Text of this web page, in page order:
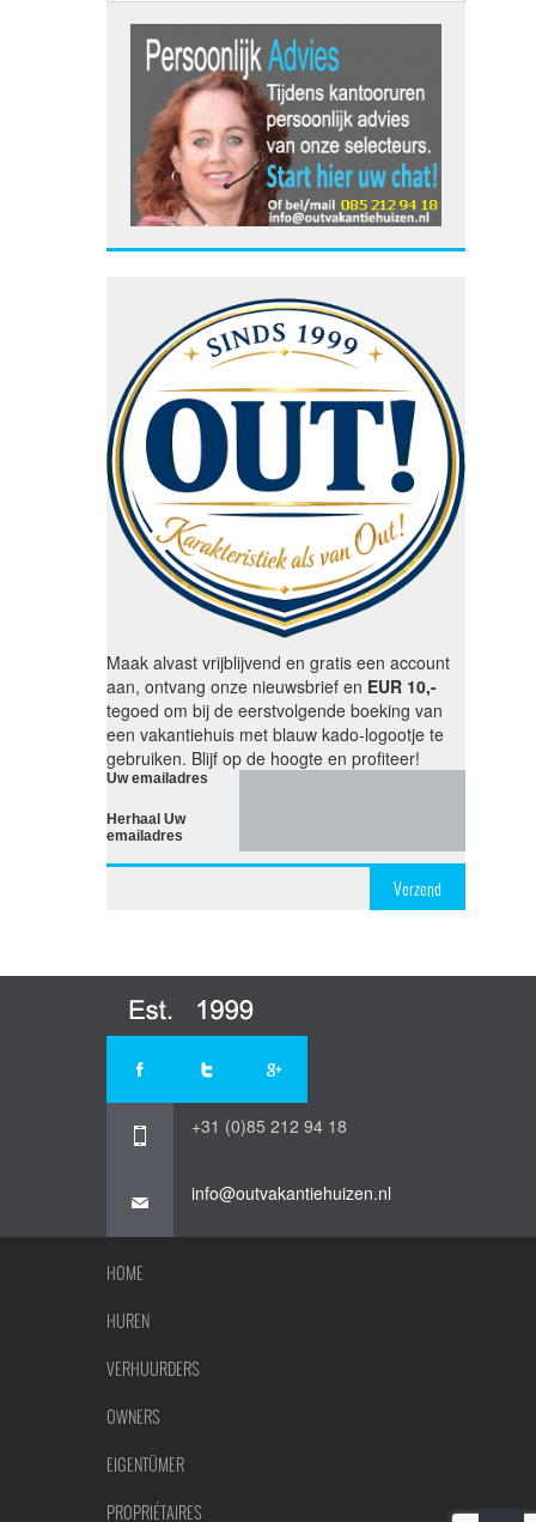
Maak alvast vrijblijvend en gratis een account
aan, ontvang onze nieuwsbrief en EUR 10,-
tegoed om bij de eerstvolgende boeking van
een vakantiehuis met blauw kado-logootje te
gebruiken. Blijf op de hoogte en profiteer!
Uw emailadres
Herhaal Uw
emailadres
Verzend
+31 (0)85 212 94 18
info@outvakantiehuizen.nl
HOME
HUREN
VERHUURDERS
OWNERS
EIGENTÜMER
PROPRIÉTAIRES